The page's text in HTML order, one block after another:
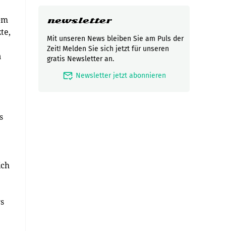
newsletter
Mit unseren News bleiben Sie am Puls der
Zeit! Melden Sie sich jetzt für unseren
gratis Newsletter an.
mark_email_read Newsletter jetzt abonnieren